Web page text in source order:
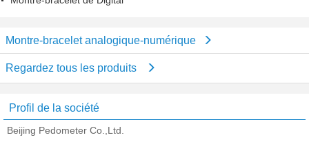
Montre-bracelet analogique-numérique
Regardez tous les produits
Profil de la société
Beijing Pedometer Co.,Ltd.